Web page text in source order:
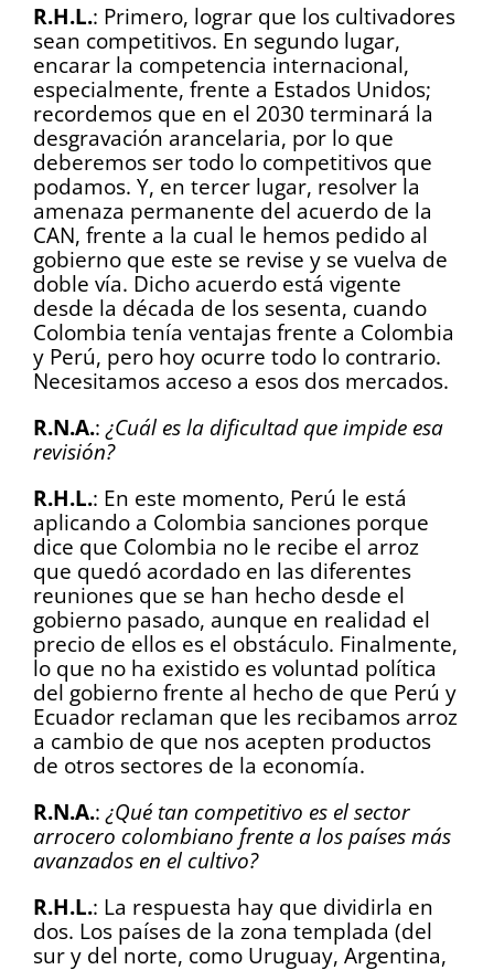
R.H.L.: Primero, lograr que los cultivadores
sean competitivos. En segundo lugar,
encarar la competencia internacional,
especialmente, frente a Estados Unidos;
recordemos que en el 2030 terminará la
desgravación arancelaria, por lo que
deberemos ser todo lo competitivos que
podamos. Y, en tercer lugar, resolver la
amenaza permanente del acuerdo de la
CAN, frente a la cual le hemos pedido al
gobierno que este se revise y se vuelva de
doble vía. Dicho acuerdo está vigente
desde la década de los sesenta, cuando
Colombia tenía ventajas frente a Colombia
y Perú, pero hoy ocurre todo lo contrario.
Necesitamos acceso a esos dos mercados.
R.N.A.: ¿Cuál es la dificultad que impide esa
revisión?
R.H.L.: En este momento, Perú le está
aplicando a Colombia sanciones porque
dice que Colombia no le recibe el arroz
que quedó acordado en las diferentes
reuniones que se han hecho desde el
gobierno pasado, aunque en realidad el
precio de ellos es el obstáculo. Finalmente,
lo que no ha existido es voluntad política
del gobierno frente al hecho de que Perú y
Ecuador reclaman que les recibamos arroz
a cambio de que nos acepten productos
de otros sectores de la economía.
R.N.A.: ¿Qué tan competitivo es el sector
arrocero colombiano frente a los países más
avanzados en el cultivo?
R.H.L.: La respuesta hay que dividirla en
dos. Los países de la zona templada (del
sur y del norte, como Uruguay, Argentina,